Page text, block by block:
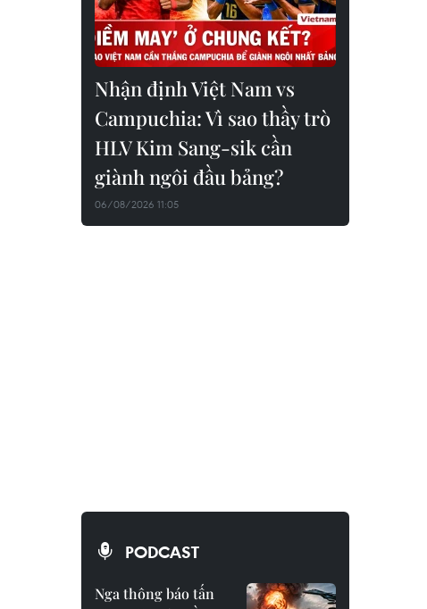
Nhận định Việt Nam vs
Campuchia: Vì sao thầy trò
HLV Kim Sang-sik cần
giành ngôi đầu bảng?
06/08/2026 11:05
PODCAST
Nga thông báo tấn